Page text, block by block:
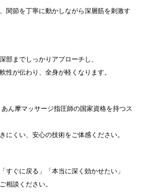
関節を丁寧に動かしながら深層筋を刺激す
部までしっかりアプローチし、
性が伝わり、全身が軽くなります。
ん摩マッサージ指圧師の国家資格を持つス
にくい、安心の技術をご体感ください。
すぐに戻る」「本当に深く効かせたい」
相談ください。